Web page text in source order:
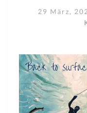
29 März,